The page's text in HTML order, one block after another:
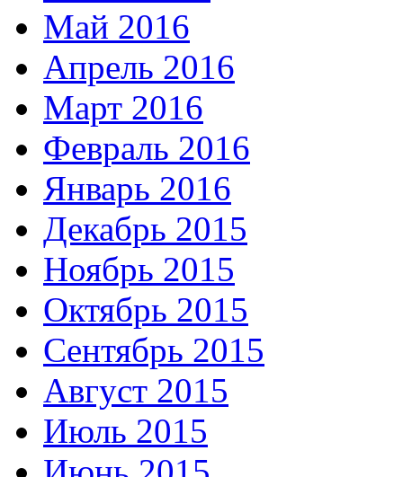
Май 2016
Апрель 2016
Март 2016
Февраль 2016
Январь 2016
Декабрь 2015
Ноябрь 2015
Октябрь 2015
Сентябрь 2015
Август 2015
Июль 2015